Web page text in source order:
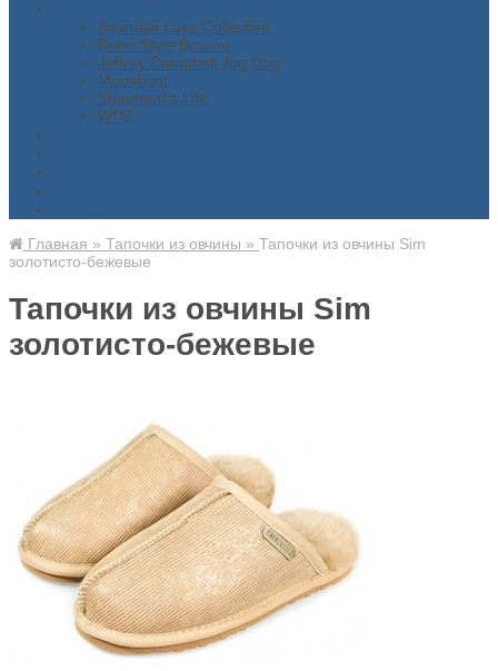
Australia Luxe Collective
Boho-Style Bourne
Jeffrey Campbell Jog Dog
Moovboot
Shepherd’s Life
WOZ
Главная » Тапочки из овчины » Тапочки из овчины Sim
золотисто-бежевые
Тапочки из овчины Sim
золотисто-бежевые